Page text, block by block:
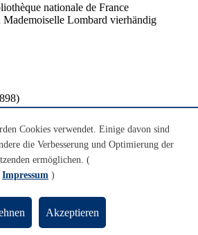
nationale de France
Mademoiselle Lombard vierhändig
Cookies verwendet. Einige davon sind
die Verbesserung und Optimierung der
ermöglichen. (
Impressum )
Akzeptieren